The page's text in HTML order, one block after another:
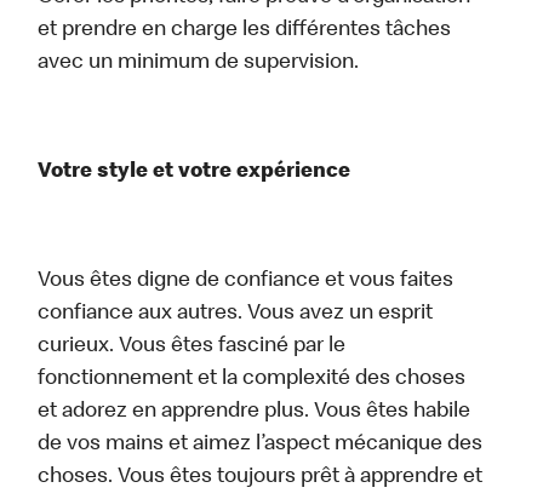
et prendre en charge les différentes tâches
avec un minimum de supervision.
Votre style et votre expérience
Vous êtes digne de confiance et vous faites
confiance aux autres. Vous avez un esprit
curieux. Vous êtes fasciné par le
fonctionnement et la complexité des choses
et adorez en apprendre plus. Vous êtes habile
de vos mains et aimez l’aspect mécanique des
choses. Vous êtes toujours prêt à apprendre et